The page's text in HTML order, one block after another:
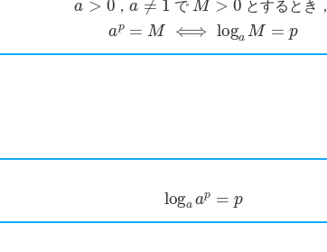
， で とするとき，
ap M⟺ M
log ap